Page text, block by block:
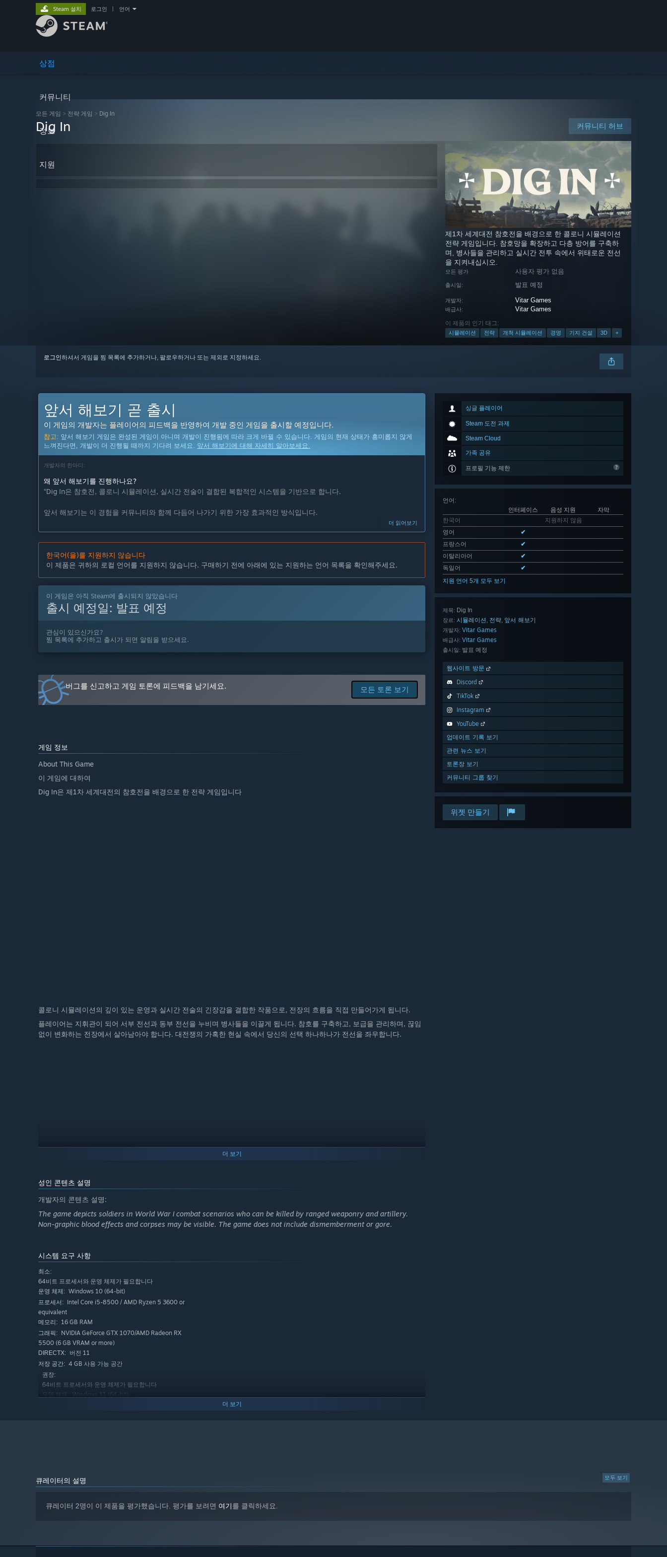
상점
커뮤니티
정보
지원
Steam 설치 로그인 언어
모든 게임 > 전략 게임 > Dig In
커뮤니티 허브
Dig In
제1차 세계대전 참호전을 배경으로 한 콜로니 시뮬레이션
전략 게임입니다. 참호망을 확장하고 다층 방어를 구축하
며, 병사들을 관리하고 실시간 전투 속에서 위태로운 전선
을 지켜내십시오.
모든 평가 사용자 평가 없음
출시일: 발표 예정
개발자: Vitar Games
배급사: Vitar Games
이 제품의 인기 태그:
시뮬레이션 전략 개척 시뮬레이션 경영 기지 건설 3D +
로그인하셔서 게임을 찜 목록에 추가하거나, 팔로우하거나 또는 제외로 지정하세요.
싱글 플레이어
Steam 도전 과제
Steam Cloud
가족 공유
프로필 기능 제한
언어 :
인터페이스
음성 지원
자막
한국어
지원하지 않음
영어
✔
프랑스어
✔
이탈리아어
✔
독일어
✔
지원 언어 5개 모두 보기
제목: Dig In
장르: 시뮬레이션, 전략, 앞서 해보기
개발자: Vitar Games
배급사: Vitar Games
출시일: 발표 예정
웹사이트 방문
Discord
TikTok
Instagram
YouTube
업데이트 기록 보기
관련 뉴스 보기
토론장 보기
커뮤니티 그룹 찾기
위젯 만들기
앞서 해보기 곧 출시
이 게임의 개발자는 플레이어의 피드백을 반영하여 개발 중인 게임을 출시할 예정입니다.
참고: 앞서 해보기 게임은 완성된 게임이 아니며 개발이 진행됨에 따라 크게 바뀔 수 있습니다. 게임의 현재 상태가 흥미롭지 않게
느껴진다면, 개발이 더 진행될 때까지 기다려 보세요. 앞서 해보기에 대해 자세히 알아보세요.
개발자의 한마디:
왜 앞서 해보기를 진행하나요?
“Dig In은 참호전, 콜로니 시뮬레이션, 실시간 전술이 결합된 복합적인 시스템을 기반으로 합니다.
앞서 해보기는 이 경험을 커뮤니티와 함께 다듬어 나가기 위한 가장 효과적인 방식입니다.
플레이어 피드백은 밸런스, 콘텐츠 확장, 튜토리얼 개선, 핵심 기능 개발 방향에 직접적인 영향을 미칩니다.
”
얼마나 오래 앞서 해보기를 진행할 계획인가요?
“앞서 해보기 기간은 얼마나 되나요?
이 기간 동안 콘텐츠를 확장하고 시스템을 개선하며, 커뮤니티 피드백을 적극 반영할 예정입니다.
”
정식 버전은 앞서 해보기 버전과 어떻게 달라지나요?
지하 대피호, 갱도, 신규 진영과 연구 트리, 가스전, 의료 분류, 부상자 후송, 기습 작전, 순찰, 항공 정찰 등 다양한 콘텐츠가
추가될 예정입니다.
앞서 해보기 버전은 현재 어떤 상태인가요?
“현재 앞서 해보기 버전의 상태는 어떤가요?
현재 Dig In은 참호전의 핵심 경험에 집중한 비공개 베타 단계입니다.
니다.
개발팀은 정기적으로 플레이 영상과 개발 진행 상황을 공유하며, 커뮤니티와 함께 Dig In을 만들어가고 있습니다.
”
더 읽어보기
한국어(을)를 지원하지 않습니다
이 제품은 귀하의 로컬 언어를 지원하지 않습니다. 구매하기 전에 아래에 있는 지원하는 언어 목록을 확인해주세요.
이 게임은 아직 Steam에 출시되지 않았습니다
출시 예정일: 발표 예정
관심이 있으신가요?
찜 목록에 추가하고 출시가 되면 알림을 받으세요.
모든 토론 보기
버그를 신고하고 게임 토론에 피드백을 남기세요.
게임 정보
About This Game
이 게임에 대하여
Dig In은 제1차 세계대전의 참호전을 배경으로 한 전략 게임입니다
콜로니 시뮬레이션의 깊이 있는 운영과 실시간 전술의 긴장감을 결합한 작품으로, 전장의 흐름을 직접 만들어가게 됩니다.
플레이어는 지휘관이 되어 서부 전선과 동부 전선을 누비며 병사들을 이끌게 됩니다. 참호를 구축하고, 보급을 관리하며, 끊임
없이 변화하는 전장에서 살아남아야 합니다. 대전쟁의 가혹한 현실 속에서 당신의 선택 하나하나가 전선을 좌우합니다.
고증된 군복과 역사적 흐름을 반영한 업그레이드가 준비되어 있으며, 앞서 해보기 기간 동안 더 많은 국가와 콘텐츠가 추가될
예정입니다.
주요 특징
참혹한 전투 — 방어선을 지키고, 포격을 지휘하며, 참호 밖으로 돌격하십시오
더 보기
성인 콘텐츠 설명
개발자의 콘텐츠 설명:
The game depicts soldiers in World War I combat scenarios who can be killed by ranged weaponry and artillery.
Non-graphic blood effects and corpses may be visible. The game does not include dismemberment or gore.
시스템 요구 사항
최소:
64비트 프로세서와 운영 체제가 필요합니다
운영 체제: Windows 10 (64-bit)
프로세서: Intel Core i5-8500 / AMD Ryzen 5 3600 or
equivalent
메모리: 16 GB RAM
그래픽: NVIDIA GeForce GTX 1070/AMD Radeon RX
5500 (6 GB VRAM or more)
DIRECTX: 버전 11
저장 공간: 4 GB 사용 가능 공간
권장:
64비트 프로세서와 운영 체제가 필요합니다
운영 체제: Windows 11 (64-bit)
더 보기
모두 보기
큐레이터의 설명
큐레이터 2명이 이 제품을 평가했습니다. 평가를 보려면 여기를 클릭하세요.